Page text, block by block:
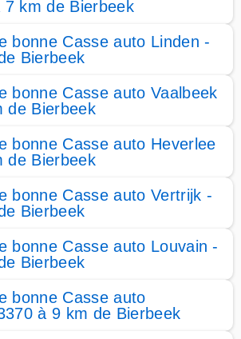
7 km de Bierbeek
bonne Casse auto Linden -
Bierbeek
bonne Casse auto Vaalbeek
de Bierbeek
bonne Casse auto Heverlee
de Bierbeek
bonne Casse auto Vertrijk -
Bierbeek
bonne Casse auto Louvain -
Bierbeek
bonne Casse auto
à 9 km de Bierbeek